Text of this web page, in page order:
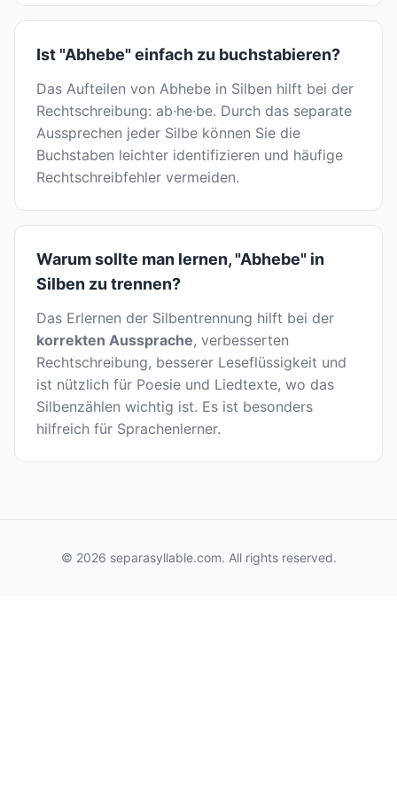
Ist "Abhebe" einfach zu buchstabieren?
Das Aufteilen von Abhebe in Silben hilft bei der
Rechtschreibung: ab·he·be. Durch das separate
Aussprechen jeder Silbe können Sie die
Buchstaben leichter identifizieren und häufige
Rechtschreibfehler vermeiden.
Warum sollte man lernen, "Abhebe" in
Silben zu trennen?
Das Erlernen der Silbentrennung hilft bei der
korrekten Aussprache, verbesserten
Rechtschreibung, besserer Leseflüssigkeit und
ist nützlich für Poesie und Liedtexte, wo das
Silbenzählen wichtig ist. Es ist besonders
hilfreich für Sprachenlerner.
© 2026 separasyllable.com. All rights reserved.